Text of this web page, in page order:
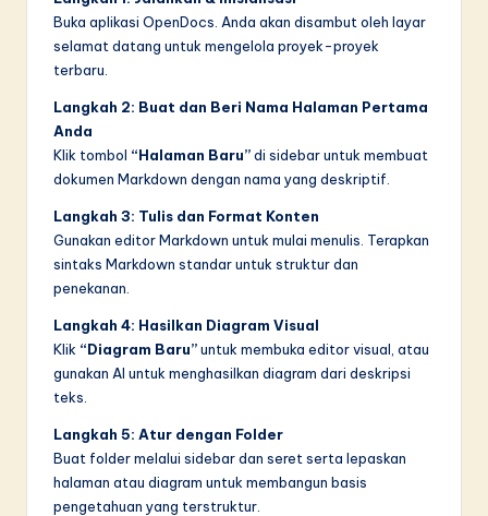
Buka aplikasi OpenDocs. Anda akan disambut oleh layar
selamat datang untuk mengelola proyek-proyek
terbaru.
Langkah 2: Buat dan Beri Nama Halaman Pertama
Anda
Klik tombol “Halaman Baru”di sidebar untuk membuat
dokumen Markdown dengan nama yang deskriptif.
Langkah 3: Tulis dan Format Konten
Gunakan editor Markdown untuk mulai menulis. Terapkan
sintaks Markdown standar untuk struktur dan
penekanan.
Langkah 4: Hasilkan Diagram Visual
Klik “Diagram Baru”untuk membuka editor visual, atau
gunakan AI untuk menghasilkan diagram dari deskripsi
teks.
Langkah 5: Atur dengan Folder
Buat folder melalui sidebar dan seret serta lepaskan
halaman atau diagram untuk membangun basis
pengetahuan yang terstruktur.